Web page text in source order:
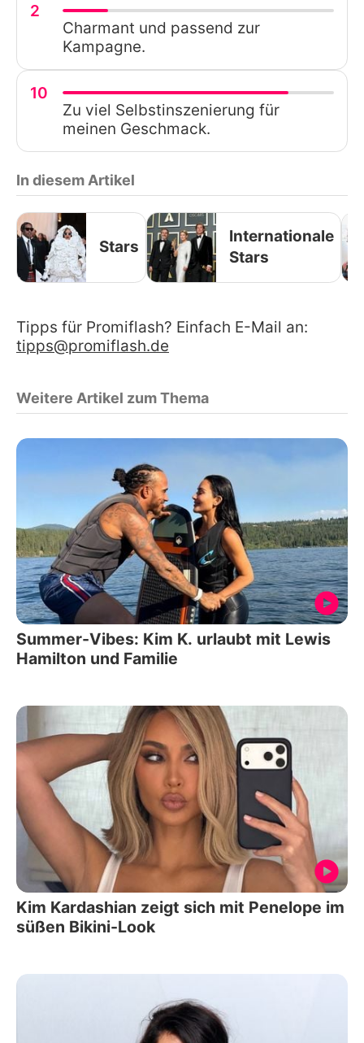
2
Charmant und passend zur
Kampagne.
10
Zu viel Selbstinszenierung für
meinen Geschmack.
In diesem Artikel
Stars
Internationale
Stars
Tipps für Promiflash? Einfach E-Mail an:
tipps@promiflash.de
Weitere Artikel zum Thema
Summer-Vibes: Kim K. urlaubt mit Lewis
Hamilton und Familie
Kim Kardashian zeigt sich mit Penelope im
süßen Bikini-Look